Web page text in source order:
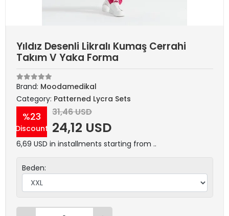
Yıldız Desenli Likralı Kumaş Cerrahi
Takım V Yaka Forma
Brand: Moodamedikal
Category: Patterned Lycra Sets
%23
Discount
31,46 USD
24,12 USD
6,69 USD in installments starting from ..
Beden: